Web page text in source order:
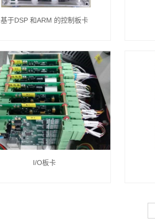
基于DSP 和ARM 的控制板卡
I/O板卡